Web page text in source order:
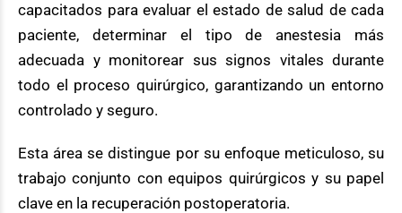
capacitados para evaluar el estado de salud de cada
paciente, determinar el tipo de anestesia más
adecuada y monitorear sus signos vitales durante
todo el proceso quirúrgico, garantizando un entorno
controlado y seguro.
Esta área se distingue por su enfoque meticuloso, su
trabajo conjunto con equipos quirúrgicos y su papel
clave en la recuperación postoperatoria.